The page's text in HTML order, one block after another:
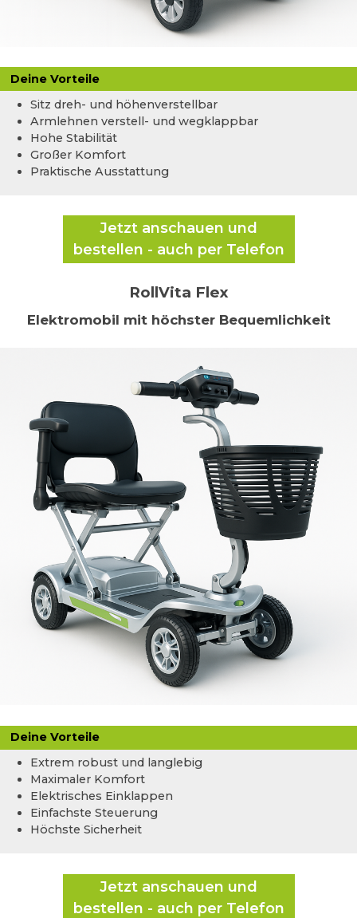
Deine Vorteile
Sitz dreh- und höhenverstellbar
Armlehnen verstell- und wegklappbar
Hohe Stabilität
Großer Komfort
Praktische Ausstattung
Jetzt anschauen und
bestellen - auch per Telefon
RollVita Flex
Elektromobil mit höchster Bequemlichkeit
Deine Vorteile
Extrem robust und langlebig
Maximaler Komfort
Elektrisches Einklappen
Einfachste Steuerung
Höchste Sicherheit
Jetzt anschauen und
bestellen - auch per Telefon